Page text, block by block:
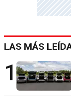
LAS MÁS
1